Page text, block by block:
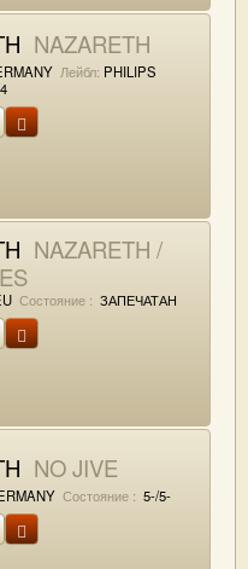
NAZARETH
Лейбл: PHILIPS
NAZARETH /
Состояние : ЗАПЕЧАТАН
NO JIVE
Состояние : 5-/5-